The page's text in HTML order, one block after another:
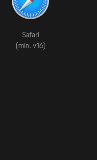
Safari
(min. v16)